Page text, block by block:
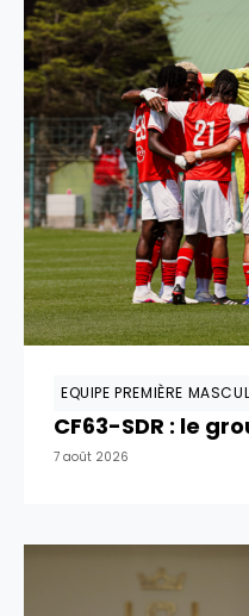
EQUIPE PREMIÈRE
CF63-SDR : le
7 août 2026